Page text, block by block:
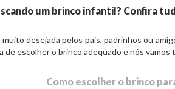
um brinco infantil? Confira
desejada pelos pais, padrinhos ou
de escolher o brinco adequado e nós vamos
Como escolher o brinco